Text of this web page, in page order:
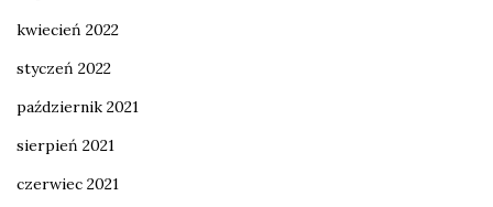
kwiecień 2022
styczeń 2022
październik 2021
sierpień 2021
czerwiec 2021